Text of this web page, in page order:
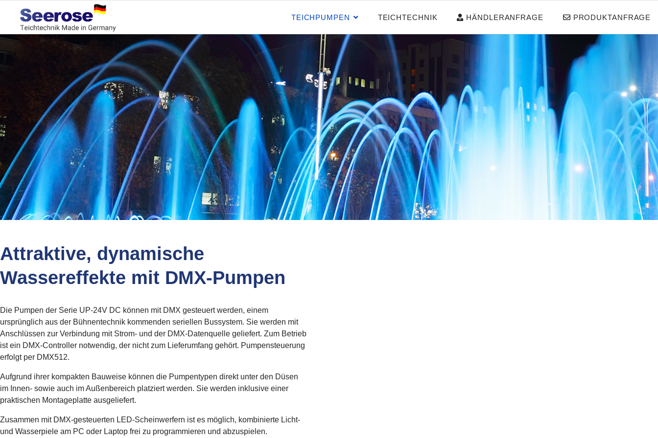
TEICHPUMPEN TEICHTECHNIK HÄNDLERANFRAGE PRODUKTANFRAGE
Attraktive, dynamische
Wassereffekte mit DMX-Pumpen
Die Pumpen der Serie UP-24V DC können mit DMX gesteuert werden, einem
ursprünglich aus der Bühnentechnik kommenden seriellen Bussystem. Sie werden mit
Anschlüssen zur Verbindung mit Strom- und der DMX-Datenquelle geliefert. Zum Betrieb
ist ein DMX-Controller notwendig, der nicht zum Lieferumfang gehört. Pumpensteuerung
erfolgt per DMX512.
Aufgrund ihrer kompakten Bauweise können die Pumpentypen direkt unter den Düsen
im Innen- sowie auch im Außenbereich platziert werden. Sie werden inklusive einer
praktischen Montageplatte ausgeliefert.
Zusammen mit DMX-gesteuerten LED-Scheinwerfern ist es möglich, kombinierte Licht-
und Wasserpiele am PC oder Laptop frei zu programmieren und abzuspielen.